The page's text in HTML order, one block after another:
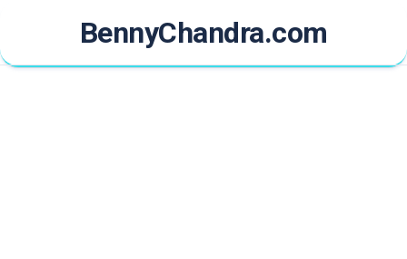
content
BennyChandra.com